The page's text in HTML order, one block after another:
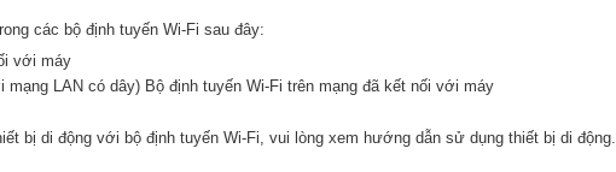
các bộ định tuyến Wi-Fi sau đây:
với máy
LAN có dây) Bộ định tuyến Wi-Fi trên mạng đã kết nối với máy
bị di động với bộ định tuyến Wi-Fi, vui lòng xem hướng dẫn sử dụng thiết bị di động.